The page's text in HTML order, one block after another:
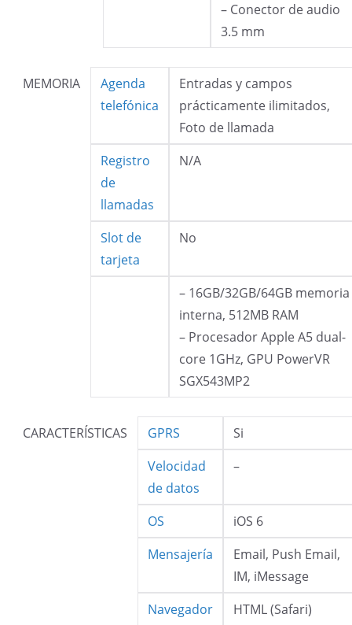
– Conector de audio
3.5 mm
MEMORIA
Agenda
telefónica
Entradas y campos
prácticamente ilimitados,
Foto de llamada
Registro
de
llamadas
N/A
Slot de
tarjeta
No
– 16GB/32GB/64GB memoria
interna, 512MB RAM
– Procesador Apple A5 dual-
core 1GHz, GPU PowerVR
SGX543MP2
CARACTERÍSTICAS GPRS
Si
Velocidad
de datos
–
OS
iOS 6
Mensajería
Email, Push Email,
IM, iMessage
Navegador
HTML (Safari)